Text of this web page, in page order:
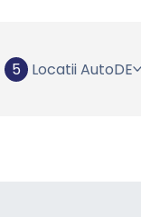
5 Locatii AutoDE